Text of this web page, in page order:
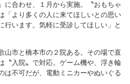
に合わせ、１月から実施。〝おもちゃ
「より多くの人に来てほしいとの思い
行います。気軽に受診してほしい」と
市と橋本市の２院ある。その場で直
〝入院〟で対応。ゲーム機や、浮き輪
は不可だが、電動ミニカーやぬいぐる